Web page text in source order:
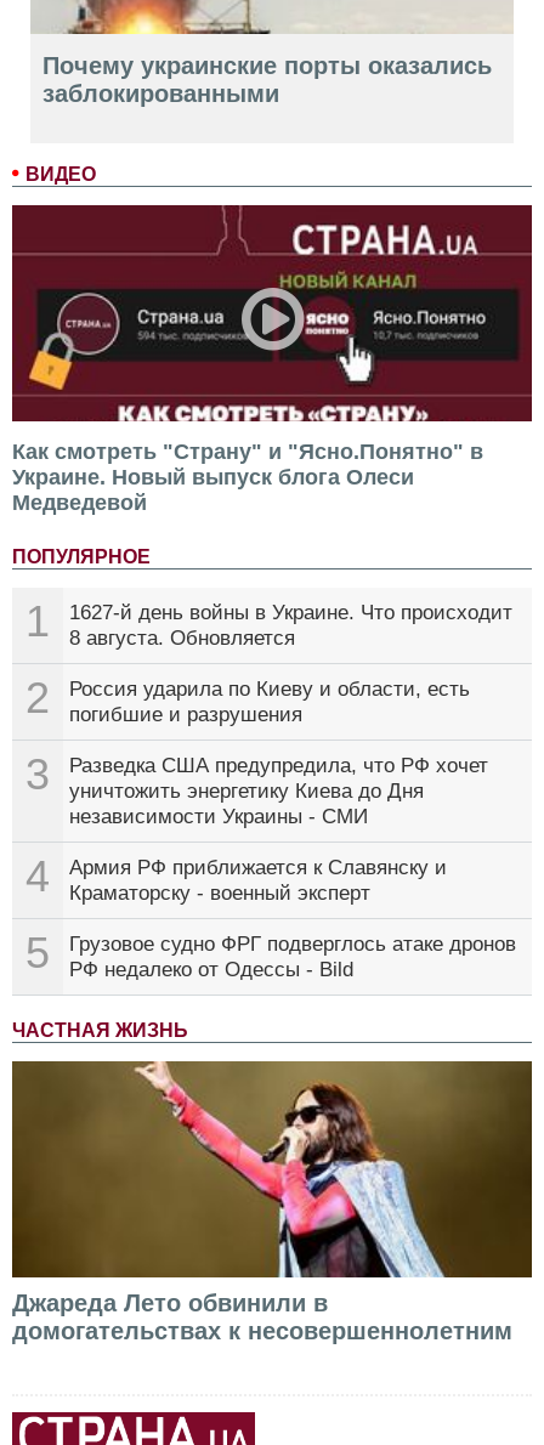
ВИДЕО
Как смотреть "Страну" и "Ясно.Понятно" в
Украине. Новый выпуск блога Олеси
Медведевой
ПОПУЛЯРНОЕ
1
1627-й день войны в Украине. Что происходит
8 августа. Обновляется
2
Россия ударила по Киеву и области, есть
погибшие и разрушения
3
Разведка США предупредила, что РФ хочет
уничтожить энергетику Киева до Дня
независимости Украины - СМИ
4
Армия РФ приближается к Славянску и
Краматорску - военный эксперт
5
Грузовое судно ФРГ подверглось атаке дронов
РФ недалеко от Одессы - Bild
ЧАСТНАЯ ЖИЗНЬ
Джареда Лето обвинили в
домогательствах к несовершеннолетним
Почему украинские порты оказались
заблокированными